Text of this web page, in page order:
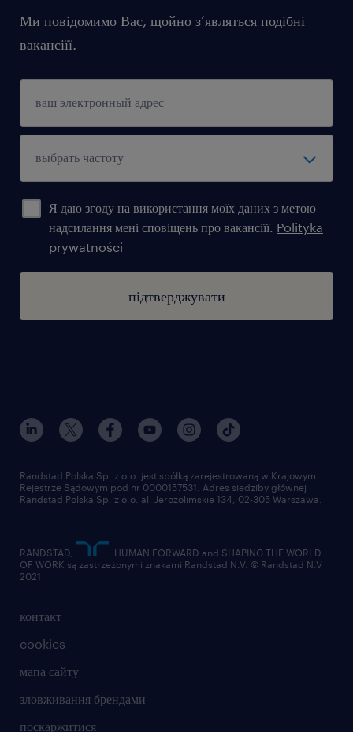
Ми повідомимо Вас, щойно з’являться подібні
вакансіїї.
Я даю згоду на використання моїх даних з метою
надсилання мені сповіщень про вакансіїї. Polityka
prywatności
підтверджувати
контакт
cookies
мапа сайту
зловживання брендами
поскаржитися
Randstad Polska Sp. z o.o. jest spółką zarejestrowaną w Krajowym
Rejestrze Sądowym pod nr 0000157531. Adres siedziby głównej
Randstad Polska Sp. z o.o. al. Jerozolimskie 134, 02-305 Warszawa.
RANDSTAD,
, HUMAN FORWARD and SHAPING THE WORLD
OF WORK są zastrzeżonymi znakami Randstad N.V. © Randstad N.V
2021